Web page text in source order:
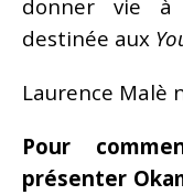
donner vie à
destinée aux
Laurence Malè
Pour
présenter